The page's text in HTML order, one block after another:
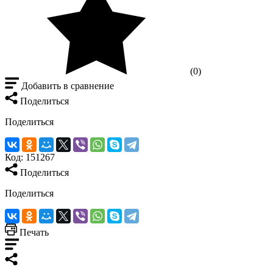
(0)
Добавить в сравнение
Поделиться
Поделиться
Код: 151267
Поделиться
Поделиться
Печать